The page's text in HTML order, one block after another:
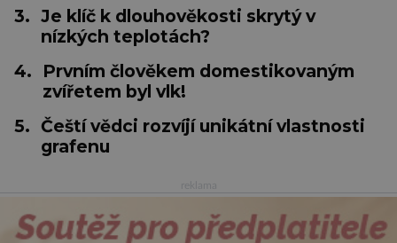
3. Je klíč k dlouhověkosti skrytý v
nízkých teplotách?
4.
Prvním člověkem domestikovaným
zvířetem byl vlk!
5. Čeští vědci rozvíjí unikátní vlastnosti
grafenu